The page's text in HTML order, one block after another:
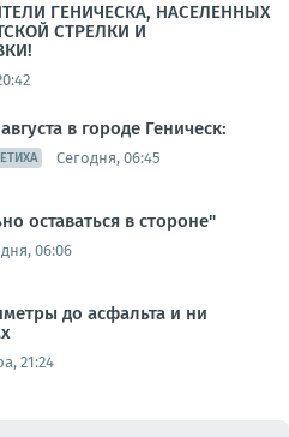
ГЕНИЧЕСКА, НАСЕЛЕННЫХ
СТРЕЛКИ И
в городе Геническ:
Сегодня, 06:45
оставаться в стороне"
06:06
до асфальта и ни
21:24